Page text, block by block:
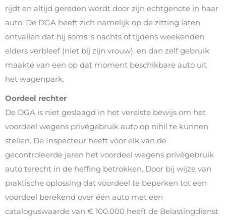
rijdt en altijd gereden wordt door zijn echtgenote in haar
auto. De DGA heeft zich namelijk op de zitting laten
ontvallen dat hij soms ‘s nachts of tijdens weekenden
elders verbleef (niet bij zijn vrouw), en dan zelf gebruik
maakte van een op dat moment beschikbare auto uit
het wagenpark.
Oordeel rechter
De DGA is niet geslaagd in het vereiste bewijs om het
voordeel wegens privégebruik auto op nihil te kunnen
stellen. De Inspecteur heeft voor elk van de
gecontroleerde jaren het voordeel wegens privégebruik
auto terecht in de heffing betrokken. Door bij wijze van
praktische oplossing dat voordeel te beperken tot een
voordeel berekend over één auto met een
cataloguswaarde van € 100.000 heeft de Belastingdienst